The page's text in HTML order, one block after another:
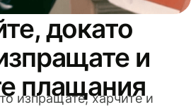
докато
и
плащания
изпращате, харчите и